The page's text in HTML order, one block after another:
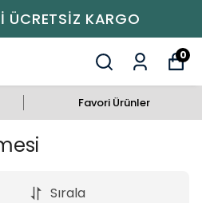
ÜCRETSIZ KARGO
0
Favori Ürünler
Sırala